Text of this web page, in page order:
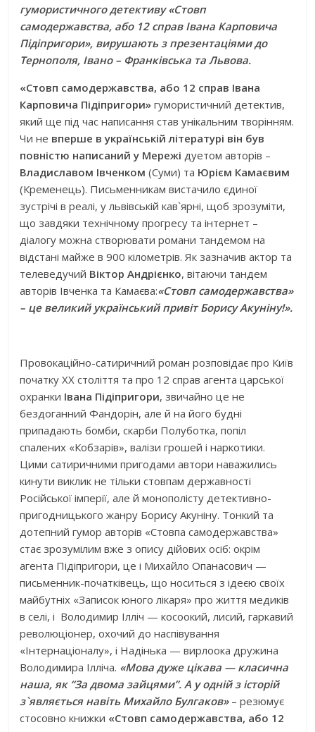
гумористичного детективу «Стовп
самодержавства, або 12 справ Івана Карповича
Підіпригори», вирушають з презентаціями до
Тернополя, Івано – Франківська та Львова.
«Стовп самодержавства, або 12 справ Івана
Карповича Підіпригори» гумористичний детектив,
який ще під час написання став унікальним творінням.
Чи не вперше в українській літературі він був
повністю написаний у Мережі дуетом авторів –
Владиславом Івченком (Суми) та Юрієм Камаєвим
(Кременець). Письменникам вистачило єдиної
зустрічі в реалі, у львівській кав`ярні, щоб зрозуміти,
що завдяки технічному прогресу та інтернет –
діалогу можна створювати романи тандемом на
відстані майже в 900 кілометрів. Як зазначив актор та
телеведучий Віктор Андрієнко, вітаючи тандем
авторів Івченка та Камаєва:«Стовп самодержавства»
– це великий український привіт Борису Акуніну!».
Провокаційно-сатиричний роман розповідає про Київ
початку ХХ століття та про 12 справ агента царської
охранки Івана Підіпригори, звичайно це не
бездоганний Фандорін, але й на його будні
припадають бомби, скарби Полуботка, попіл
спалених «Кобзарів», валізи грошей і наркотики.
Цими сатиричними пригодами автори наважились
кинути виклик не тільки стовпам державності
Російської імперії, але й монополісту детективно-
пригодницького жанру Борису Акуніну. Тонкий та
дотепний гумор авторів «Стовпа самодержавства»
стає зрозумілим вже з опису дійових осіб: окрім
агента Підіпригори, це і Михайло Опанасович —
письменник-початківець, що носиться з ідеєю своїх
майбутніх «Записок юного лікаря» про життя медиків
в селі, і Володимир Ілліч — косоокий, лисий, гаркавий
революціонер, охочий до наспівування
«Інтернаціоналу», і Надінька — вирлоока дружина
Володимира Ілліча. «Мова дуже цікава — класична
наша, як “За двома зайцями”. А у одній з історій
з`являється навіть Михайло Булгаков»– резюмує
стосовно книжки «Стовп самодержавства, або 12